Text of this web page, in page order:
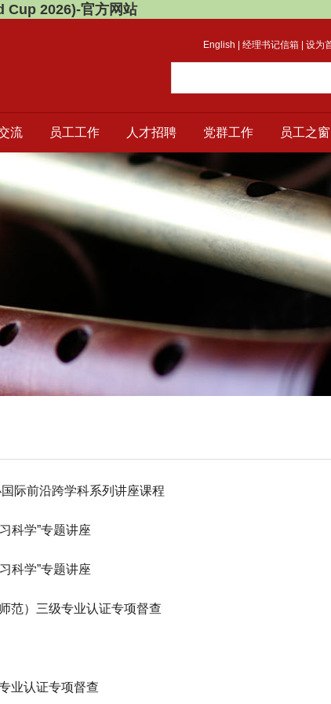
Cup 2026)-官方网站
English 经理书记信箱 设为
流 员工工作 人才招聘 党群工作 员工之窗
际前沿跨学科系列讲座课程
科学”专题讲座
科学”专题讲座
范）三级专业认证专项督查
业认证专项督查